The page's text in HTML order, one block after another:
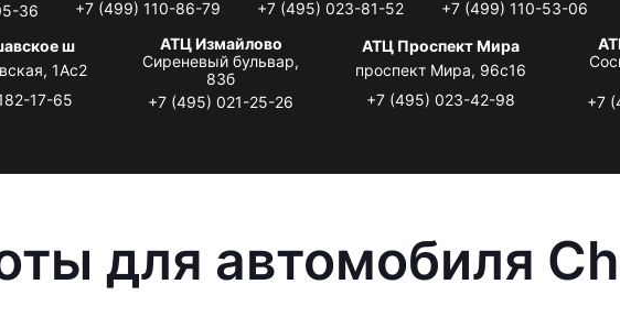
36
+7 (499) 110-86-79
+7 (495) 023-81-52
+7 (499) 110-53-06
ш
1Ас2
17-65
АТЦ Измайлово
Сиреневый бульвар,
83б
+7 (495) 021-25-26
АТЦ Проспект Мира
проспект Мира, 96с16
+7 (495) 023-42-98
+7
для автомобиля